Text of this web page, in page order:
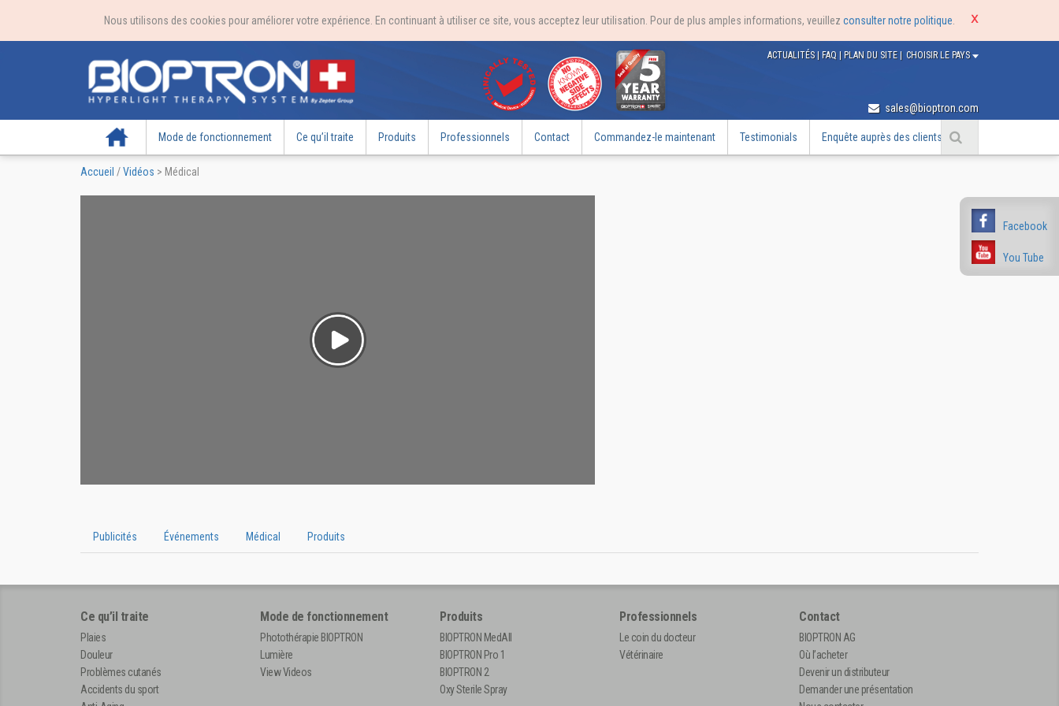
Nous utilisons des cookies pour améliorer votre expérience. En continuant à utiliser ce site, vous acceptez leur utilisation. Pour de plus amples informations, veuillez consulter notre politique
Facebook
You Tube
CHOISIR LE PAYS
ACTUALITÉS | FAQ | PLAN DU SITE |
sales@bioptron.com
Accueil Mode de fonctionnement Ce qu’il traite Produits Professionnels Contact Commandez-le maintenant Testimonials Enquête auprès des clients
Accueil /Vidéos > Médical
Publicités Événements Médical Produits
Ce qu’il traite
Plaies
Douleur
Problèmes cutanés
Accidents du sport
Mode de fonctionnement
Photothérapie BIOPTRON
Lumière
View Videos
Produits
BIOPTRON MedAll
BIOPTRON Pro 1
BIOPTRON 2
Oxy Sterile Spray
Professionnels
Le coin du docteur
Vétérinaire
Contact
BIOPTRON AG
Où l’acheter
Devenir un distributeur
Demander une présentation